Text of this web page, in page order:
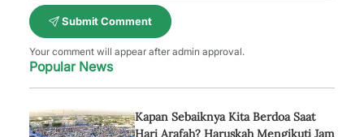
Submit Comment
Your comment will appear after admin approval.
Popular News
Kapan Sebaiknya Kita Berdoa Saat
Hari Arafah? Haruskah Mengikuti Jam